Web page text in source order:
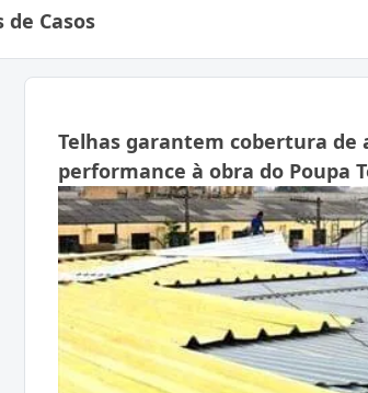
de Casos
Telhas garantem cobertura de
performance à obra do Poupa